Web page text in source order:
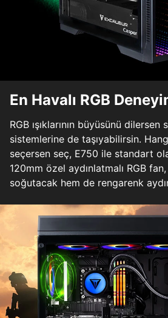
En Havalı RGB
RGB ışıklarının büyüsünü dilersen
sistemlerine de taşıyabilirsin.
seçersen seç, E750 ile standart
120mm özel aydınlatmalı RGB
soğutacak hem de rengarenk